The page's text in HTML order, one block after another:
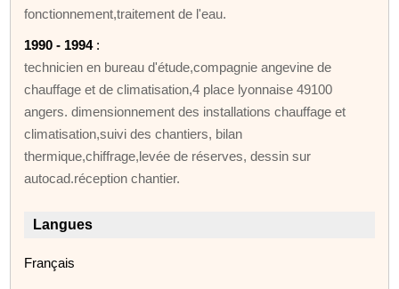
fonctionnement,traitement de l'eau.
1990 - 1994:
technicien en bureau d'étude,compagnie angevine de
chauffage et de climatisation,4 place lyonnaise 49100
angers. dimensionnement des installations chauffage et
climatisation,suivi des chantiers, bilan
thermique,chiffrage,levée de réserves, dessin sur
autocad.réception chantier.
Langues
Français